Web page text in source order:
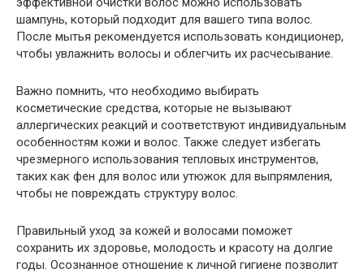
шампунь, который подходит для вашего типа волос.
После мытья рекомендуется использовать кондиционер,
чтобы увлажнить волосы и облегчить их расчесывание.
Важно помнить, что необходимо выбирать
косметические средства, которые не вызывают
аллергических реакций и соответствуют индивидуальным
особенностям кожи и волос. Также следует избегать
чрезмерного использования тепловых инструментов,
таких как фен для волос или утюжок для выпрямления,
чтобы не повреждать структуру волос.
Правильный уход за кожей и волосами поможет
сохранить их здоровье, молодость и красоту на долгие
годы. Осознанное отношение к личной гигиене позволит